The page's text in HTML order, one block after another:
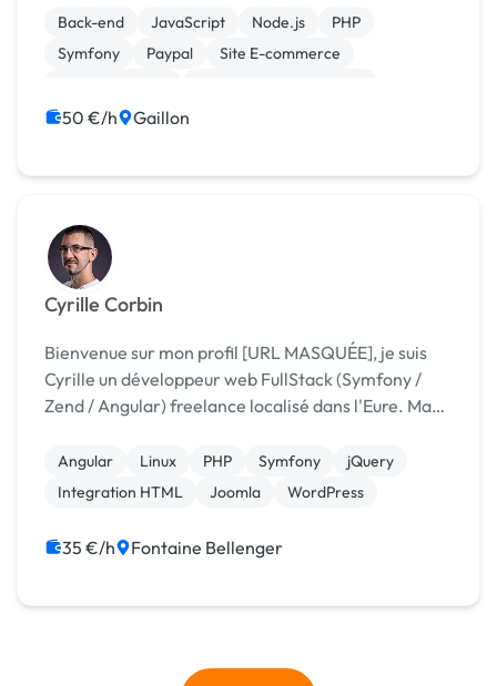
développeur spécialisé dans le JS fro...
Back-end JavaScript Node.js
PHP
Symfony
Paypal
Site E-commerce
CSS, HTML, XML
50 €/h Gaillon
Cyrille Corbin
Bienvenue sur mon profil [URL MASQUÉE], je suis
Cyrille un développeur web FullStack (Symfony /
Zend / Angular) freelance localisé dans l'Eure. Ma
apprendre toujours plus m'ont permit d'en faire m...
Angular Linux PHP Symfony
jQuery
Integration HTML
Joomla WordPress
35 €/h Fontaine Bellenger